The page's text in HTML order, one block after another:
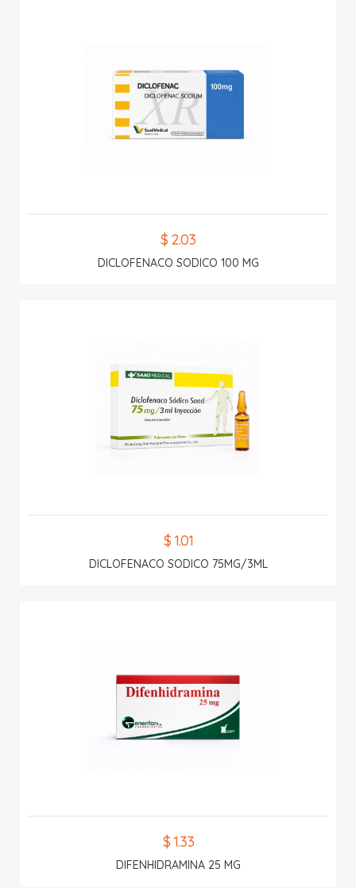
$ 2.03
DICLOFENACO SODICO 100 MG
$ 1.01
DICLOFENACO SODICO 75MG/3ML
$ 1.33
DIFENHIDRAMINA 25 MG